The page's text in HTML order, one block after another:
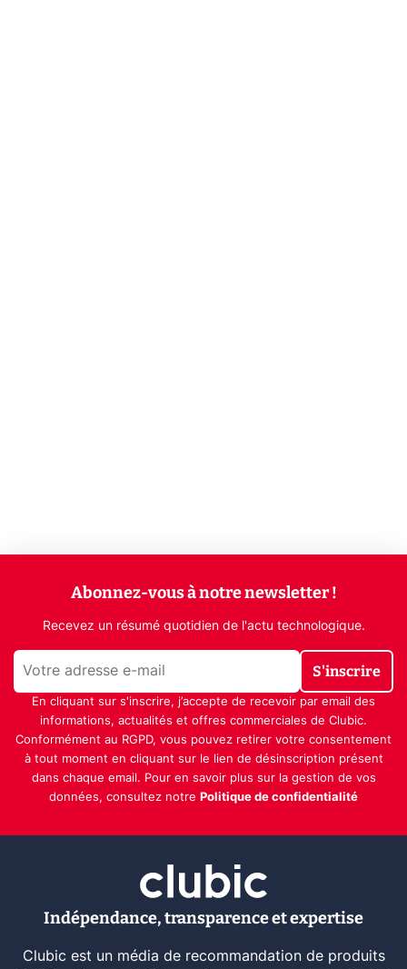
Abonnez-vous à notre newsletter !
Recevez un résumé quotidien de l'actu technologique.
S'inscrire
En cliquant sur s'inscrire, j’accepte de recevoir par email des
informations, actualités et offres commerciales de Clubic.
Conformément au RGPD, vous pouvez retirer votre consentement
à tout moment en cliquant sur le lien de désinscription présent
dans chaque email. Pour en savoir plus sur la gestion de vos
données, consultez notre Politique de confidentialité
Indépendance, transparence et expertise
Clubic est un média de recommandation de produits